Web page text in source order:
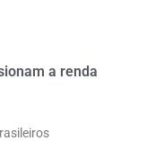
a renda